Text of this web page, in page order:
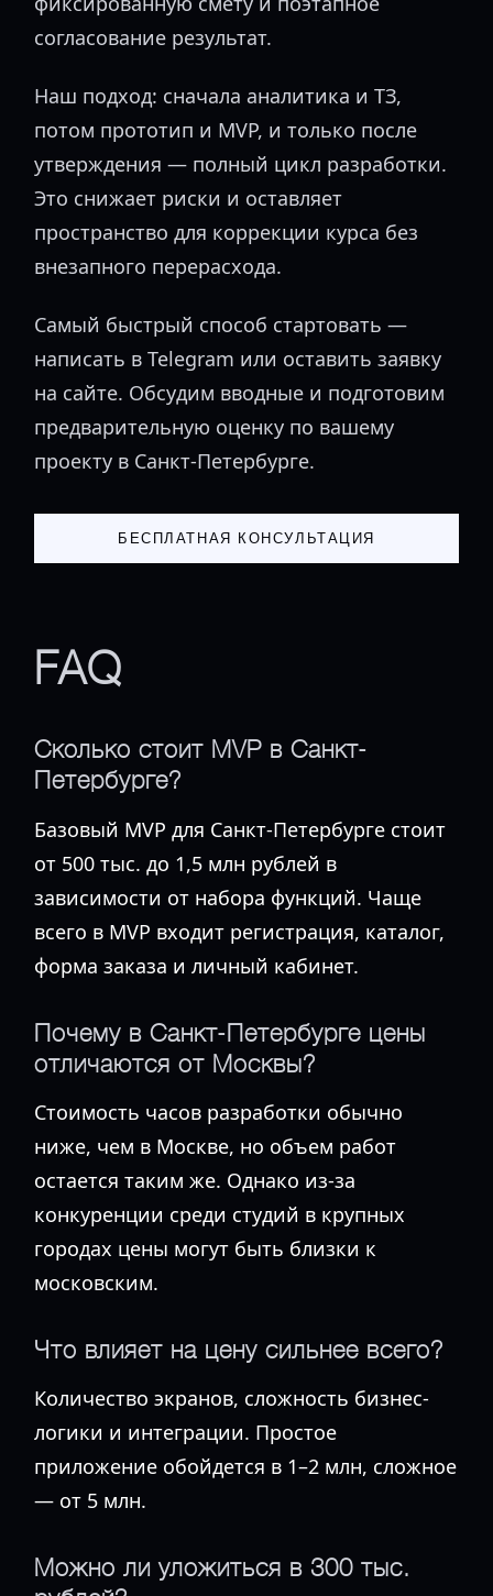
согласование результат.
Наш подход: сначала аналитика и ТЗ,
потом прототип и MVP, и только после
утверждения — полный цикл разработки.
Это снижает риски и оставляет
пространство для коррекции курса без
внезапного перерасхода.
Самый быстрый способ стартовать —
написать в Telegram или оставить заявку
на сайте. Обсудим вводные и подготовим
предварительную оценку по вашему
проекту в Санкт-Петербурге.
БЕСПЛАТНАЯ КОНСУЛЬТАЦИЯ
FAQ
Сколько стоит MVP в Санкт-
Петербурге?
Базовый MVP для Санкт-Петербурге стоит
от 500 тыс. до 1,5 млн рублей в
зависимости от набора функций. Чаще
всего в MVP входит регистрация, каталог,
форма заказа и личный кабинет.
Почему в Санкт-Петербурге цены
отличаются от Москвы?
Стоимость часов разработки обычно
ниже, чем в Москве, но объем работ
остается таким же. Однако из-за
конкуренции среди студий в крупных
городах цены могут быть близки к
московским.
Что влияет на цену сильнее всего?
Количество экранов, сложность бизнес-
логики и интеграции. Простое
приложение обойдется в 1–2 млн, сложное
— от 5 млн.
Можно ли уложиться в 300 тыс.